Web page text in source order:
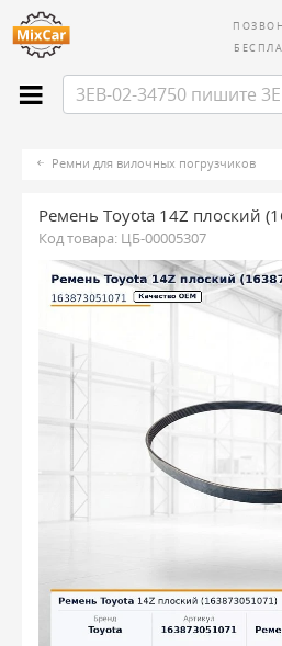
Ремни для вилочных погрузчиков
Ремень Toyota 14Z плоский
Код товара: ЦБ-00005307